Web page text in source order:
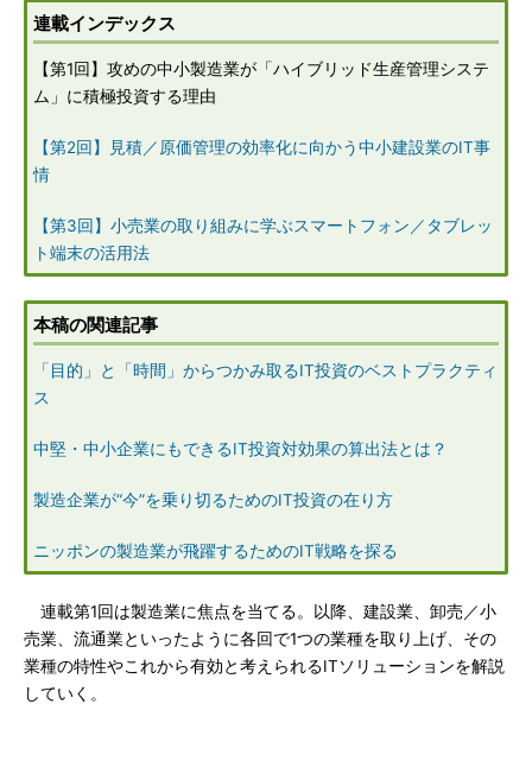
連載インデックス
【第1回】攻めの中小製造業が「ハイブリッド生産管理システ
ム」に積極投資する理由
【第2回】見積／原価管理の効率化に向かう中小建設業のIT事
情
【第3回】小売業の取り組みに学ぶスマートフォン／タブレッ
ト端末の活用法
本稿の関連記事
「目的」と「時間」からつかみ取るIT投資のベストプラクティ
ス
中堅・中小企業にもできるIT投資対効果の算出法とは？
製造企業が“今”を乗り切るためのIT投資の在り方
ニッポンの製造業が飛躍するためのIT戦略を探る
連載第1回は製造業に焦点を当てる。以降、建設業、卸売／小
売業、流通業といったように各回で1つの業種を取り上げ、その
業種の特性やこれから有効と考えられるITソリューションを解説
していく。